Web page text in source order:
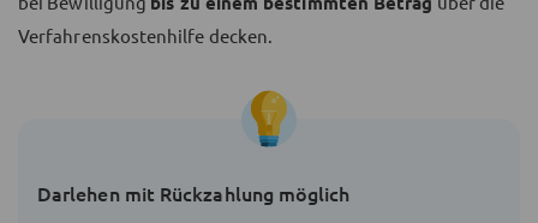
Verfahrenskostenhilfe decken.
Darlehen mit Rückzahlung möglich